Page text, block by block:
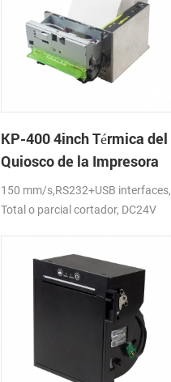
KP-400 4inch Térmica del
Quiosco de la Impresora
150 mm/s,RS232+USB interfaces,
Total o parcial cortador, DC24V